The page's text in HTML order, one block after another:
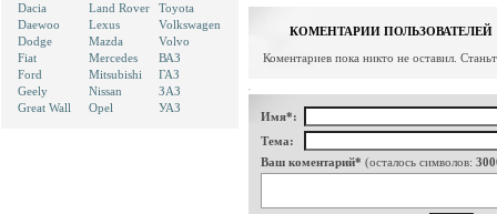
Dacia
Daewoo
Dodge
Fiat
Ford
Geely
Great Wall
Land Rover
Lexus
Mazda
Mercedes
Mitsubishi
Nissan
Opel
Toyota
Volkswagen
Volvo
ВАЗ
ГАЗ
ЗАЗ
УАЗ
КОМЕНТАРИИ ПОЛЬЗОВАТЕЛЕЙ
Коментариев пока никто не оставил.
Имя*:
Тема:
Ваш коментарий* (осталось символов: